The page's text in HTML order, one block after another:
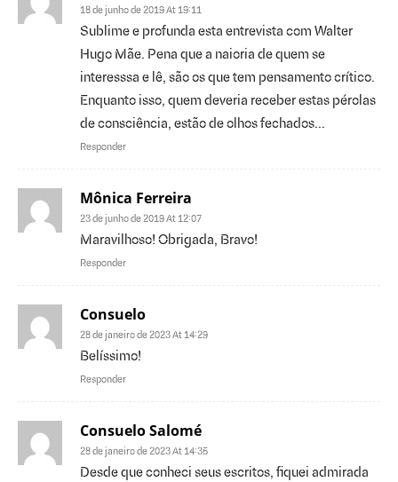
18 de junho de 2019 At 19:11
Sublime e profunda esta entrevista com Walter
Hugo Mãe. Pena que a naioria de quem se
interesssa e lê, são os que tem pensamento crítico.
Enquanto isso, quem deveria receber estas pérolas
de consciência, estão de olhos fechados…
Responder
Mônica Ferreira
23 de junho de 2019 At 12:07
Maravilhoso! Obrigada, Bravo!
Responder
Consuelo
28 de janeiro de 2023 At 14:29
Belíssimo!
Responder
Consuelo Salomé
28 de janeiro de 2023 At 14:35
Desde que conheci seus escritos, fiquei admirada